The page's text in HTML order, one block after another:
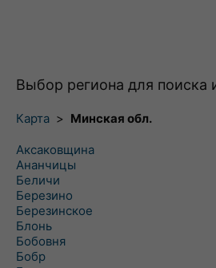
Выбор региона для поиска
Карта > Минская обл.
Аксаковщина
Ананчицы
Беличи
Березино
Березинское
Блонь
Бобовня
Бобр